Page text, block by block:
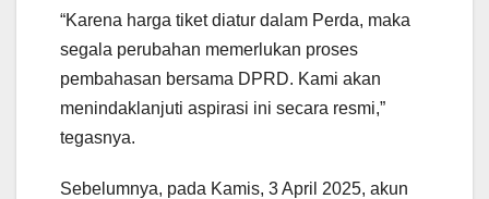
“Karena harga tiket diatur dalam Perda, maka
segala perubahan memerlukan proses
pembahasan bersama DPRD. Kami akan
menindaklanjuti aspirasi ini secara resmi,”
tegasnya.
Sebelumnya, pada Kamis, 3 April 2025, akun